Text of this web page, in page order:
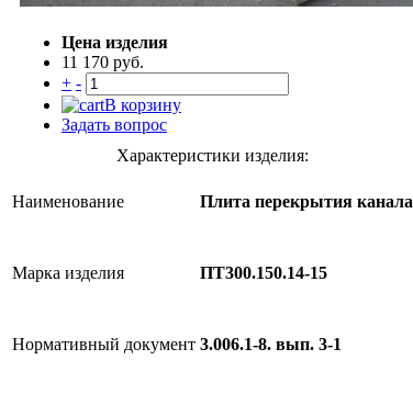
Цена изделия
11 170 руб.
+ -
В корзину
Задать вопрос
Характеристики изделия:
Наименование Плита перекрытия канала
Марка изделия ПТ300.150.14-15
Нормативный документ 3.006.1-8. вып. 3-1